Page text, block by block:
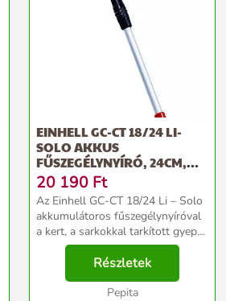
EINHELL GC-CT 18/24 LI-
SOLO AKKUS
FŰSZEGÉLYNYÍRÓ, 24CM,
8500FORD/...
20 190 Ft
Az Einhell GC-CT 18/24 Li – Solo
akkumulátoros fűszegélynyíróval
a kert, a sarkokkal tarkított gyep
és a szegélyek is egy
szempillantás alatt szebbé
varázsolhatók. Munkálja meg
gyorsan és kényelmesen ...
Részletek
Pepita